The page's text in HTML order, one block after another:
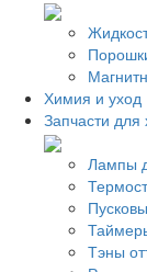
Химия и уход
Запчасти для
Лампы
Тэны